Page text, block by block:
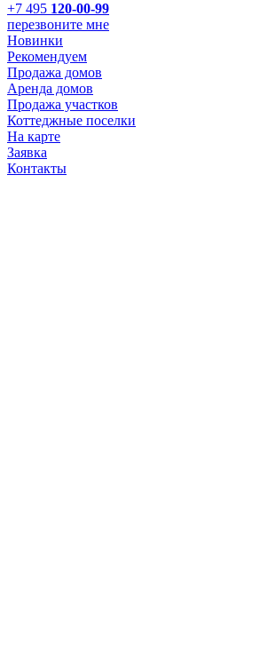
+7 495 120-00-99
перезвоните мне
Новинки
Рекомендуем
Продажа домов
Аренда домов
Продажа участков
Коттеджные поселки
На карте
Заявка
Контакты